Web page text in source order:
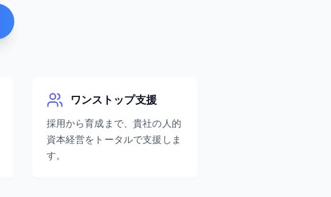
ワンストップ支援
採用から育成まで、貴社の人的
資本経営をトータルで支援しま
す。